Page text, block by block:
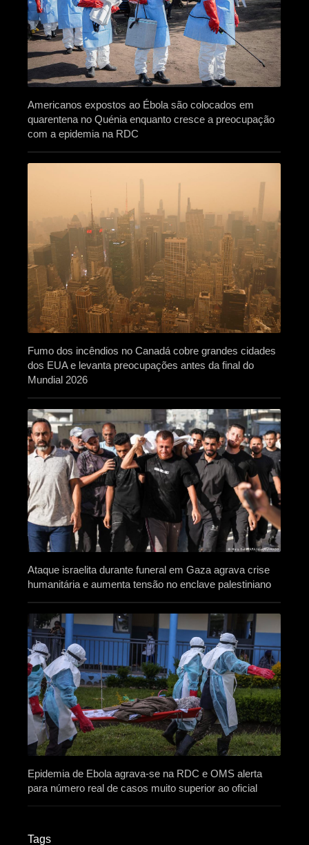
Americanos expostos ao Ébola são colocados em
quarentena no Quénia enquanto cresce a preocupação
com a epidemia na RDC
Fumo dos incêndios no Canadá cobre grandes cidades
dos EUA e levanta preocupações antes da final do
Mundial 2026
Ataque israelita durante funeral em Gaza agrava crise
humanitária e aumenta tensão no enclave palestiniano
Epidemia de Ebola agrava-se na RDC e OMS alerta
para número real de casos muito superior ao oficial
Tags